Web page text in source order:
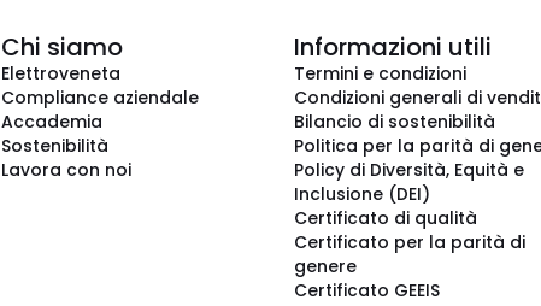
Chi siamo
Elettroveneta
Compliance aziendale
Accademia
Sostenibilità
Lavora con noi
Informazioni utili
Termini e condizioni
Condizioni generali di
Bilancio di sostenibilità
Politica per la parità di
Policy di Diversità, Equità e
Inclusione (DEI)
Certificato di qualità
Certificato per la parità di
genere
Certificato GEEIS